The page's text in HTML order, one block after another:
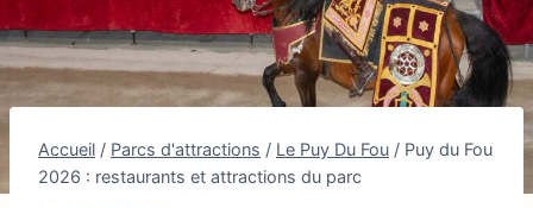
Accueil / Parcs d'attractions / Le Puy Du Fou / Puy du Fou
2026 : restaurants et attractions du parc